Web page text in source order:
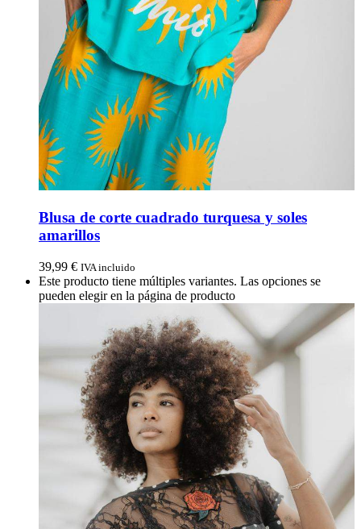
Blusa de corte cuadrado turquesa y soles
amarillos
39,99 € IVA incluido
Este producto tiene múltiples variantes. Las opciones se
pueden elegir en la página de producto